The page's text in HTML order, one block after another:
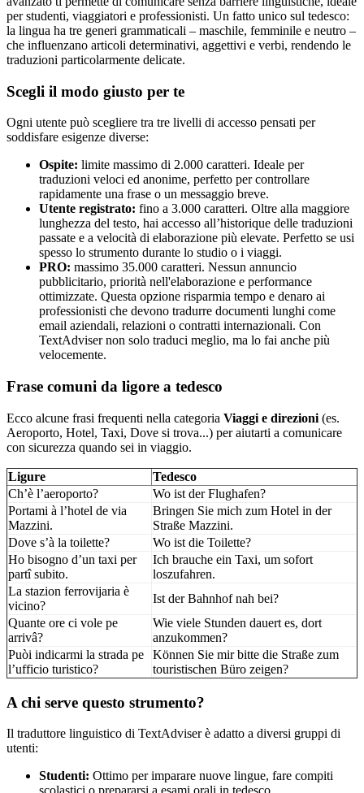
per studenti, viaggiatori e professionisti. Un fatto unico sul tedesco:
la lingua ha tre generi grammaticali – maschile, femminile e neutro –
che influenzano articoli determinativi, aggettivi e verbi, rendendo le
traduzioni particolarmente delicate.
Scegli il modo giusto per te
Ogni utente può scegliere tra tre livelli di accesso pensati per
soddisfare esigenze diverse:
Ospite: limite massimo di 2.000 caratteri. Ideale per
traduzioni veloci ed anonime, perfetto per controllare
rapidamente una frase o un messaggio breve.
Utente registrato: fino a 3.000 caratteri. Oltre alla maggiore
lunghezza del testo, hai accesso all’historique delle traduzioni
passate e a velocità di elaborazione più elevate. Perfetto se usi
spesso lo strumento durante lo studio o i viaggi.
PRO: massimo 35.000 caratteri. Nessun annuncio
pubblicitario, priorità nell'elaborazione e performance
ottimizzate. Questa opzione risparmia tempo e denaro ai
professionisti che devono tradurre documenti lunghi come
email aziendali, relazioni o contratti internazionali. Con
TextAdviser non solo traduci meglio, ma lo fai anche più
velocemente.
Frase comuni da ligore a tedesco
Ecco alcune frasi frequenti nella categoria Viaggi e direzioni (es.
Aeroporto, Hotel, Taxi, Dove si trova...) per aiutarti a comunicare
con sicurezza quando sei in viaggio.
Ligure
Tedesco
Ch’è l’aeroporto?
Wo ist der Flughafen?
Portami à l’hotel de via
Mazzini.
Bringen Sie mich zum Hotel in der
Straße Mazzini.
Dove s’à la toilette?
Wo ist die Toilette?
Ho bisogno d’un taxi per
partî subito.
Ich brauche ein Taxi, um sofort
loszufahren.
La stazion ferrovijaria è
vicino?
Ist der Bahnhof nah bei?
Quante ore ci vole pe
arrivâ?
Wie viele Stunden dauert es, dort
anzukommen?
Puòi indicarmi la strada pe
l’ufficio turistico?
Können Sie mir bitte die Straße zum
touristischen Büro zeigen?
A chi serve questo strumento?
Il traduttore linguistico di TextAdviser è adatto a diversi gruppi di
utenti:
Studenti: Ottimo per imparare nuove lingue, fare compiti